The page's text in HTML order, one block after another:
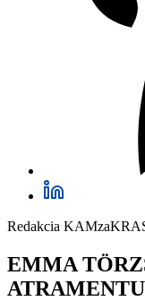
Redakcia
EMMA
ATRAMENTU